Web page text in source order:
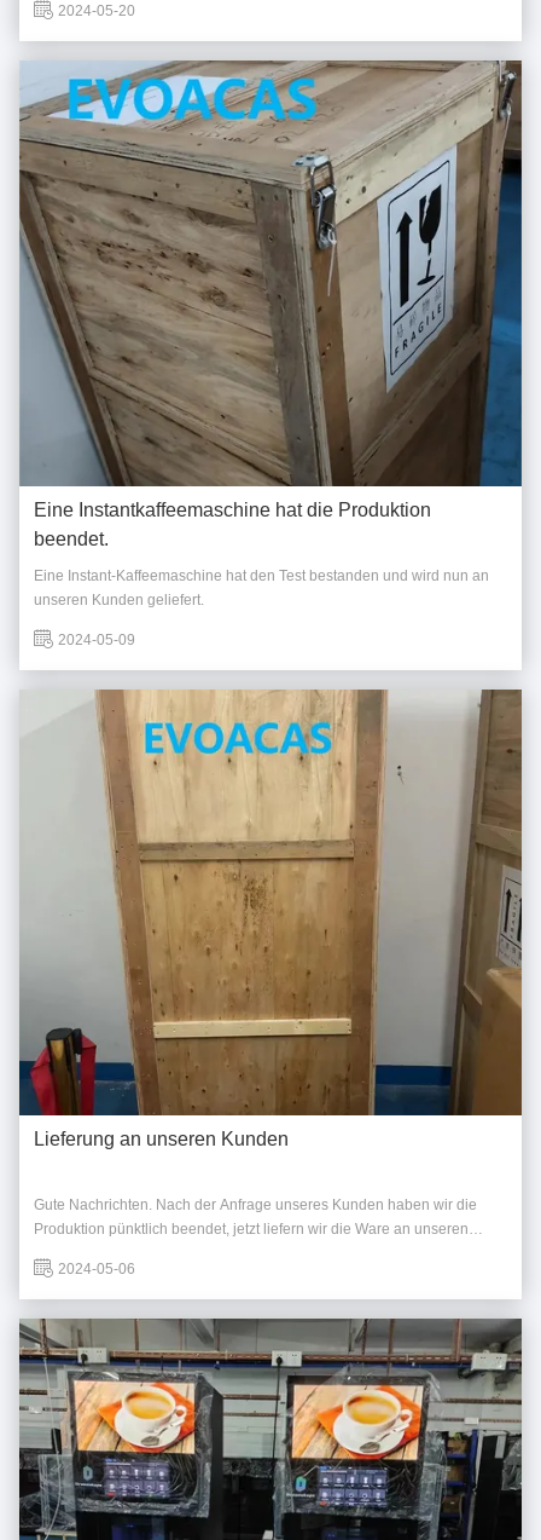
2024-05-20
Eine Instantkaffeemaschine hat die Produktion
beendet.
Eine Instant-Kaffeemaschine hat den Test bestanden und wird nun an
unseren Kunden geliefert.
2024-05-09
Lieferung an unseren Kunden
Gute Nachrichten. Nach der Anfrage unseres Kunden haben wir die
Produktion pünktlich beendet, jetzt liefern wir die Ware an unseren
2024-05-06